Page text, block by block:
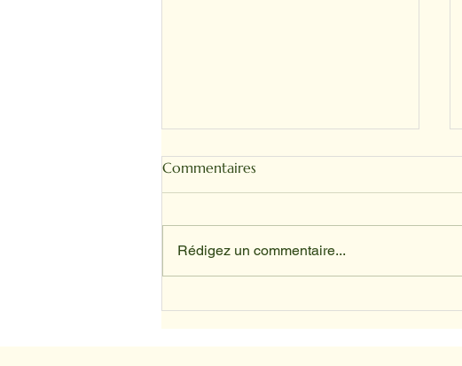
SANDRINE ET TOFFEE
Commentaires
Rédigez un commentaire...